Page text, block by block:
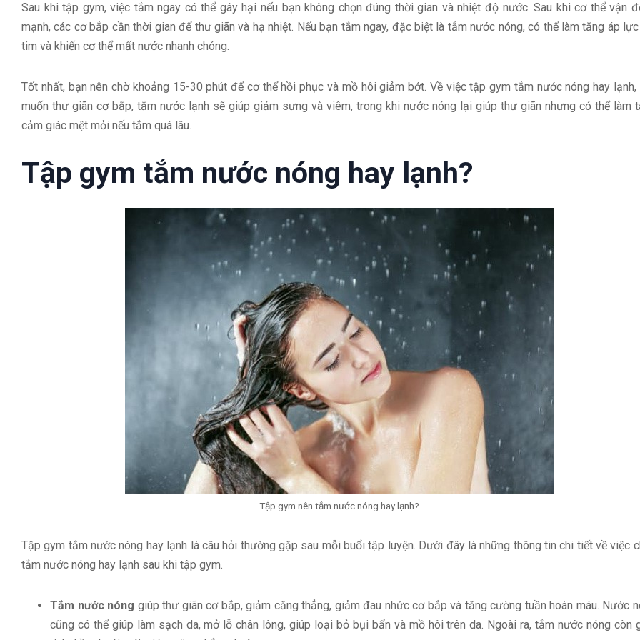
Sau khi tập gym, việc tắm ngay có thể gây hại nếu bạn không chọn đúng thời gian và nhiệt độ nước. Sau khi cơ thể vận
mạnh, các cơ bắp cần thời gian để thư giãn và hạ nhiệt. Nếu bạn tắm ngay, đặc biệt là tắm nước nóng, có thể làm tăng áp
tim và khiến cơ thể mất nước nhanh chóng.
Tốt nhất, bạn nên chờ khoảng 15-30 phút để cơ thể hồi phục và mồ hôi giảm bớt. Về việc tập gym tắm nước nóng hay lạnh,
muốn thư giãn cơ bắp, tắm nước lạnh sẽ giúp giảm sưng và viêm, trong khi nước nóng lại giúp thư giãn nhưng có thể làm
cảm giác mệt mỏi nếu tắm quá lâu.
Tập gym tắm nước nóng hay lạnh?
Tập gym nên tắm nước nóng hay lạnh?
Tập gym tắm nước nóng hay lạnh là câu hỏi thường gặp sau mỗi buổi tập luyện. Dưới đây là những thông tin chi tiết về việc
tắm nước nóng hay lạnh sau khi tập gym.
Tắm nước nóng giúp thư giãn cơ bắp, giảm căng thẳng, giảm đau nhức cơ bắp và tăng cường tuần hoàn máu. Nước
cũng có thể giúp làm sạch da, mở lỗ chân lông, giúp loại bỏ bụi bẩn và mồ hôi trên da. Ngoài ra, tắm nước nóng còn